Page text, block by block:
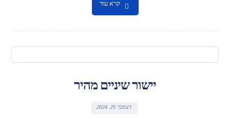
קרא עוד
יישור שיניים מהיר
דצמבר 25, 2024